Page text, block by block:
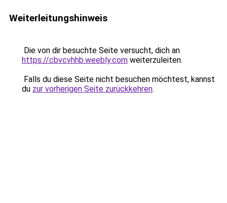
Weiterleitungshinweis
Die von dir besuchte Seite versucht, dich an
https://cbvcvhhb.weebly.com weiterzuleiten.
Falls du diese Seite nicht besuchen möchtest, kannst
du zur vorherigen Seite zurückkehren.